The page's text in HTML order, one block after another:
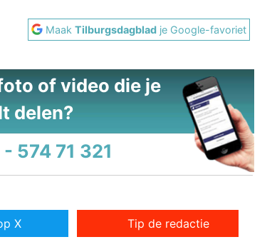
MaakTilburgsdagblad je Google-favoriet
of video die je
delen?
574 71 321
X Tip de redactie